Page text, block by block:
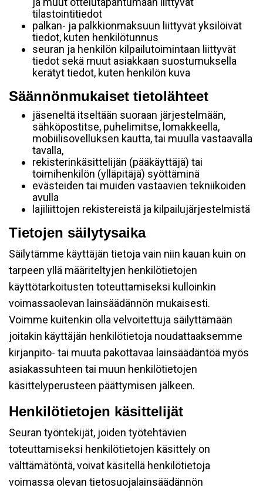
tilastointitiedot
palkan- ja palkkionmaksuun liittyvät yksilöivät
tiedot, kuten henkilötunnus
seuran ja henkilön kilpailutoimintaan liittyvät
tiedot sekä muut asiakkaan suostumuksella
kerätyt tiedot, kuten henkilön kuva
Säännönmukaiset tietolähteet
jäseneltä itseltään suoraan järjestelmään,
sähköpostitse, puhelimitse, lomakkeella,
mobiilisovelluksen kautta, tai muulla vastaavalla
tavalla,
rekisterinkäsittelijän (pääkäyttäjä) tai
toimihenkilön (ylläpitäjä) syöttäminä
evästeiden tai muiden vastaavien tekniikoiden
avulla
lajiliittojen rekistereistä ja kilpailujärjestelmistä
Tietojen säilytysaika
Säilytämme käyttäjän tietoja vain niin kauan kuin on
tarpeen yllä määriteltyjen henkilötietojen
käyttötarkoitusten toteuttamiseksi kulloinkin
voimassaolevan lainsäädännön mukaisesti.
Voimme kuitenkin olla velvoitettuja säilyttämään
joitakin käyttäjän henkilötietoja noudattaaksemme
kirjanpito- tai muuta pakottavaa lainsäädäntöä myös
asiakassuhteen tai muun henkilötietojen
käsittelyperusteen päättymisen jälkeen.
Henkilötietojen käsittelijät
Seuran työntekijät, joiden työtehtävien
toteuttamiseksi henkilötietojen käsittely on
välttämätöntä, voivat käsitellä henkilötietoja
voimassa olevan tietosuojalainsäädännön